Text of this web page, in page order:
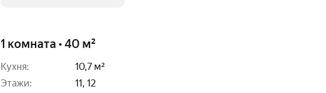
1 комната • 40 м²
Кухня:
10,7 м²
Этажи:
11, 12